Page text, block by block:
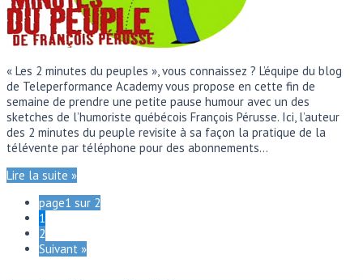
« Les 2 minutes du peuples », vous connaissez ? L’équipe du blog
de Teleperformance Academy vous propose en cette fin de
semaine de prendre une petite pause humour avec un des
sketches de l’humoriste québécois François Pérusse. Ici, l’auteur
des 2 minutes du peuple revisite à sa façon la pratique de la
télévente par téléphone pour des abonnements…
Lire la suite »
page1 sur 2
1
2
Suivant »